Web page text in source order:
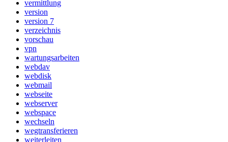
vermittlung
version
version 7
verzeichnis
vorschau
vpn
wartungsarbeiten
webdav
webdisk
webmail
webseite
webserver
webspace
wechseln
wegtransferieren
weiterleiten